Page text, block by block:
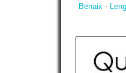
Benaix -